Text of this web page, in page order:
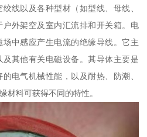
线以及各种型材（如型线、母线、
外架空及室内汇流排和开关箱。电
中感应产生电流的绝缘导线。它主
其他有关电磁设备。其导体主要是
电气机械性能，以及耐热、防潮、
材料可获得不同的特性。